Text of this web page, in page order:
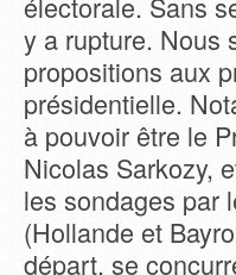
y a rupture. Nous
propositions aux
présidentielle.
à pouvoir être le
Nicolas Sarkozy,
les sondages par
(Hollande et
départ, se